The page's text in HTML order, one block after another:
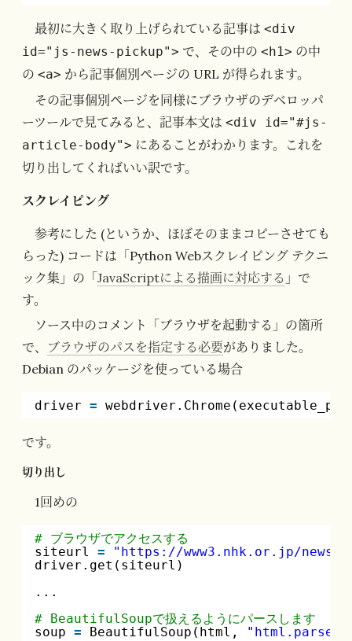
最初に大きく取り上げられている記事は <div
id="js-news-pickup"> で、その中の <h1> の中
の <a> から記事個別ページの URL が得られます。
その記事個別ページを同様にブラウザのデベロッパ
ーツールで見てみると、記事本文は <div id="#js-
article-body"> にあることがわかります。これを
切り出してくればいい訳です。
スクレイピング
参考にした (というか、ほぼそのままコピーさせても
らった) コードは「Python Webスクレイピング テクニ
ック集」の「JavaScriptによる描画に対応する 」で
す。
ソース中のコメント「ブラウザを起動する」の箇所
で、 ブラウザのパスを指定する必要がありました。
Debian のパッケージを使っている場合
driver =
です。
切り出し
1回めの
# ブラウザでアクセスする
siteurl = " https://www3.nhk.or.jp/news/
driver.get(siteurl)
...
# BeautifulSoupで扱えるようにパースします
soup = BeautifulSoup(html, "html.parser"